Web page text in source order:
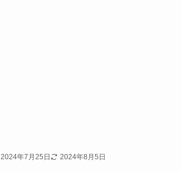
2024年7月25日 2024年8月5日